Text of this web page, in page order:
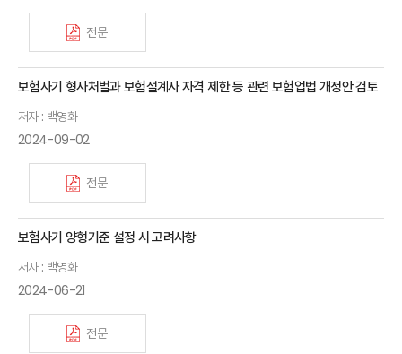
전문
보험사기 형사처벌과 보험설계사 자격 제한 등 관련 보험업법 개정안 검토
저자 : 백영화
2024-09-02
전문
보험사기 양형기준 설정 시 고려사항
저자 : 백영화
2024-06-21
전문